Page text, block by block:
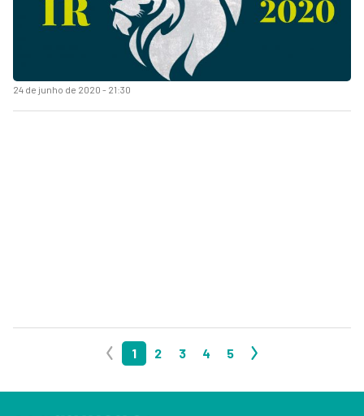
24 de junho de 2020 - 21:30
1 2 3 4 5